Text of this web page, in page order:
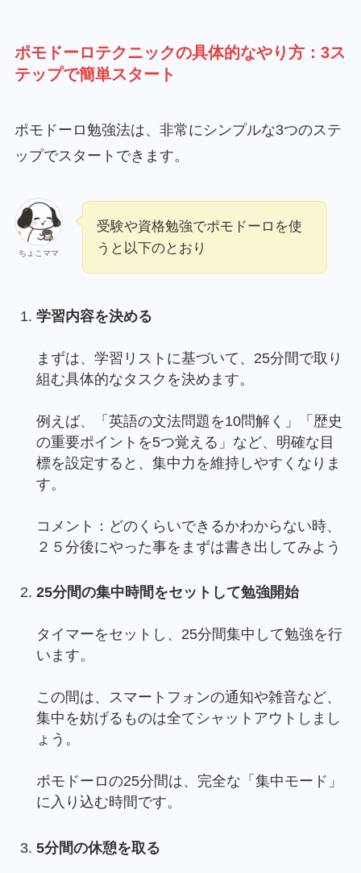
ポモドーロテクニックの具体的なやり方：3ス
テップで簡単スタート
ポモドーロ勉強法は、非常にシンプルな3つのステ
ップでスタートできます。
ちょこママ
受験や資格勉強でポモドーロを使
うと以下のとおり
学習内容を決める
まずは、学習リストに基づいて、25分間で取り
組む具体的なタスクを決めます。
例えば、「英語の文法問題を10問解く」「歴史
の重要ポイントを5つ覚える」など、明確な目
標を設定すると、集中力を維持しやすくなりま
す。
コメント：どのくらいできるかわからない時、
２５分後にやった事をまずは書き出してみよう
25分間の集中時間をセットして勉強開始
タイマーをセットし、25分間集中して勉強を行
います。
この間は、スマートフォンの通知や雑音など、
集中を妨げるものは全てシャットアウトしまし
ょう。
ポモドーロの25分間は、完全な「集中モード」
に入り込む時間です。
5分間の休憩を取る